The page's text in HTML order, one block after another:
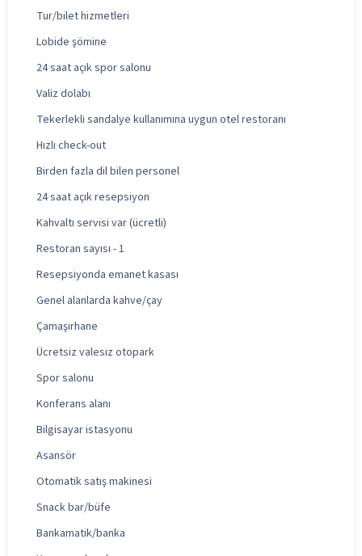
Tur/bilet hizmetleri
Lobide şömine
24 saat açık spor salonu
Valiz dolabı
Tekerlekli sandalye kullanımına uygun otel restoranı
Hızlı check-out
Birden fazla dil bilen personel
24 saat açık resepsiyon
Kahvaltı servisi var (ücretli)
Restoran sayısı - 1
Resepsiyonda emanet kasası
Genel alanlarda kahve/çay
Çamaşırhane
Ücretsiz valesiz otopark
Spor salonu
Konferans alanı
Bilgisayar istasyonu
Asansör
Otomatik satış makinesi
Snack bar/büfe
Bankamatik/banka